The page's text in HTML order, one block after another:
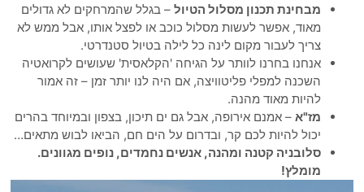
מבחינת תכנון מסלול הטיול– בגלל שהמרחקים לא גדולים
מאוד, אפשר לעשות מסלול כוכב או לפצל אותו, אבל ממש לא
צריך לעבור מקום לינה כל לילה בטיול סטנדרטי.
אנחנו בחרנו לוותר על הגיחה 'הקלאסית' שעושים לקרואטיה
השכנה למפלי פליטוויצה, אם היה לנו יותר זמן – זה אמור
להיות מאוד מהנה.
מז"א– אמנם אירופה, אבל גם ים תיכון, בצפון ובמיוחד בהרים
יכול להיות לכם קר, ובדרום על הים חם, הביאו לבוש מתאים…
סלובניה קטנה ומהנה, אנשים נחמדים, נופים מגוונים.
מומלץ!